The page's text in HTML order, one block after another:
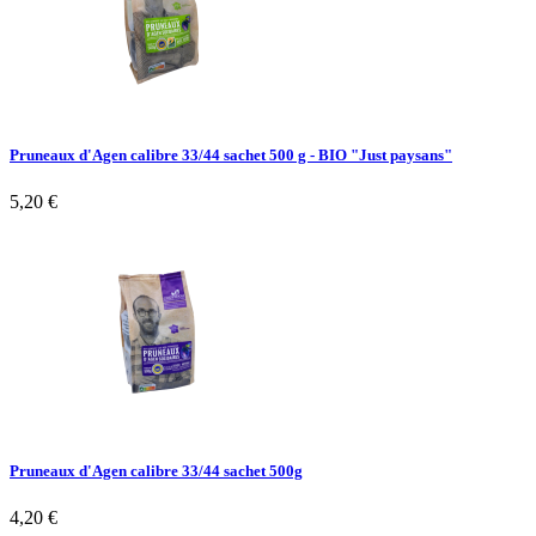
Pruneaux d'Agen calibre 33/44 sachet 500 g - BIO "Just paysans"
5,20 €
Pruneaux d'Agen calibre 33/44 sachet 500g
4,20 €